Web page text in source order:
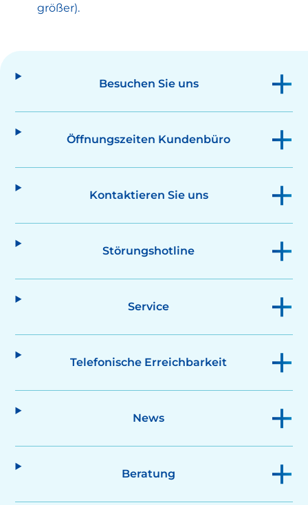
größer).
Besuchen Sie uns
Öffnungszeiten Kundenbüro
Kontaktieren Sie uns
Störungshotline
Service
Telefonische Erreichbarkeit
News
Beratung